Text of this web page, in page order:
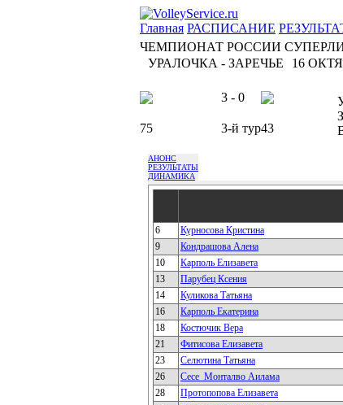
Главная РАСПИСАНИЕ
ЧЕМПИОНАТ РОССИИ
УРАЛОЧКА - ЗАРЕЧЬЕ
16
3 - 0
75 3-й тур43
АНОНС
РЕЗУЛЬТАТЫ
ДИНАМИКА
6 Курносова Кристина
9 Кондрашова Алена
10 Карполь Елизавета
13 Парубец Ксения
14 Куликова Татьяна
16 Карполь Екатерина
18 Костючик Вера
21 Фитисова Елизавета
23 Селютина Татьяна
26 Сесе_Монталво Аилама
28 Протопопова Елизавета